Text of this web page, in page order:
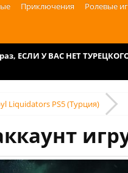
Приключения Ролевые
ЕСЛИ У ВАС НЕТ
Liquidators PS5 (Турция)